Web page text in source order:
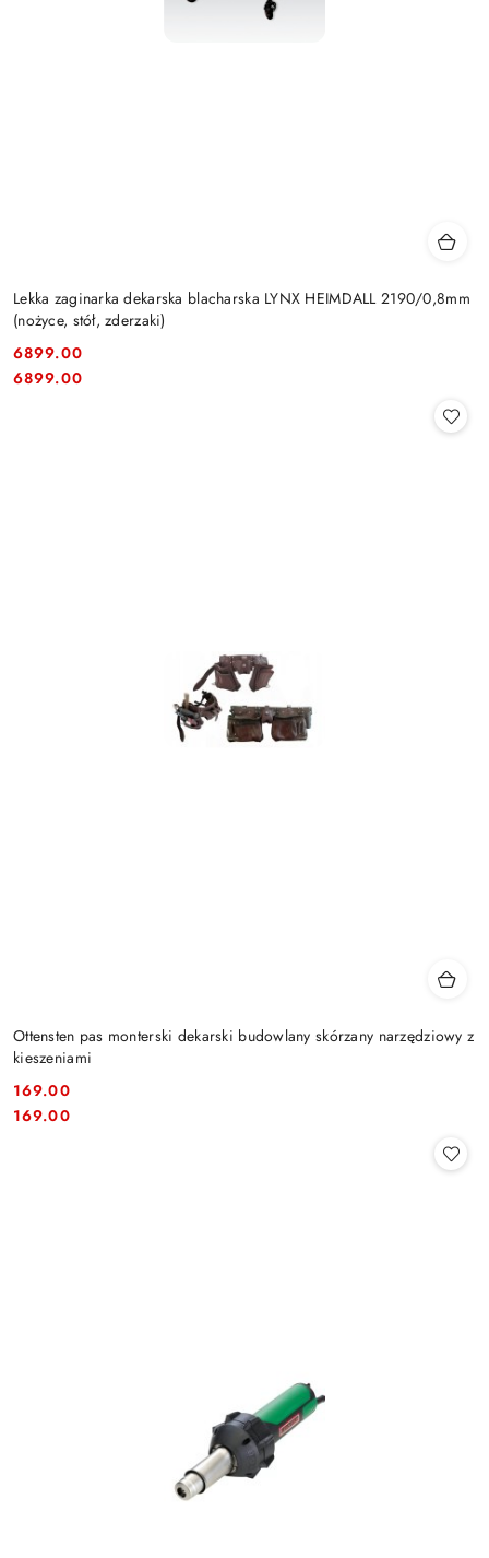
Lekka zaginarka dekarska blacharska LYNX HEIMDALL 2190/0,8mm
(nożyce, stół, zderzaki)
Cena:
6899.00
Cena:
6899.00
Ottensten pas monterski dekarski budowlany skórzany narzędziowy z
kieszeniami
Cena:
169.00
Cena:
169.00